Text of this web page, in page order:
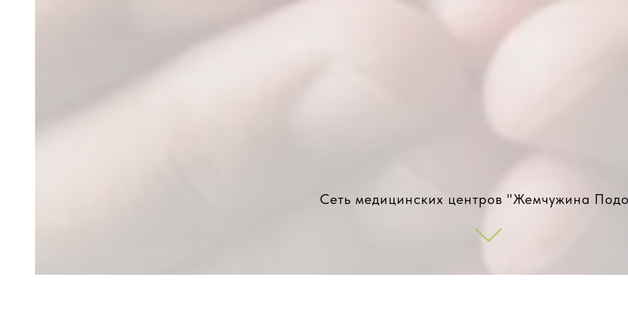
Сеть медицинских центров "Жемчужина